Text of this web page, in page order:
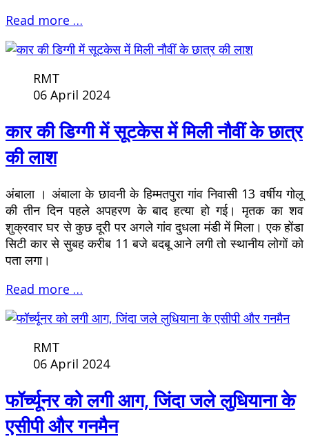
Read more …
RMT
06 April 2024
कार की डिग्गी में सूटकेस में मिली नौवीं के छात्र
की लाश
अंबाला । अंबाला के छावनी के हिम्मतपुरा गांव निवासी 13 वर्षीय गोलू
की तीन दिन पहले अपहरण के बाद हत्या हो गई। मृतक का शव
शुक्रवार घर से कुछ दूरी पर अगले गांव दुधला मंडी में मिला। एक होंडा
सिटी कार से सुबह करीब 11 बजे बदबू आने लगी तो स्थानीय लोगों को
पता लगा।
Read more …
RMT
06 April 2024
फॉर्च्यूनर को लगी आग, जिंदा जले लुधियाना के
एसीपी और गनमैन